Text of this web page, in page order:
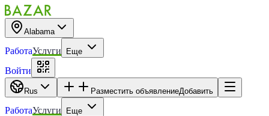
Alabama
РаботаУслуги Еще
Войти
Rus Разместить объявлениеДобавить
РаботаУслуги Еще